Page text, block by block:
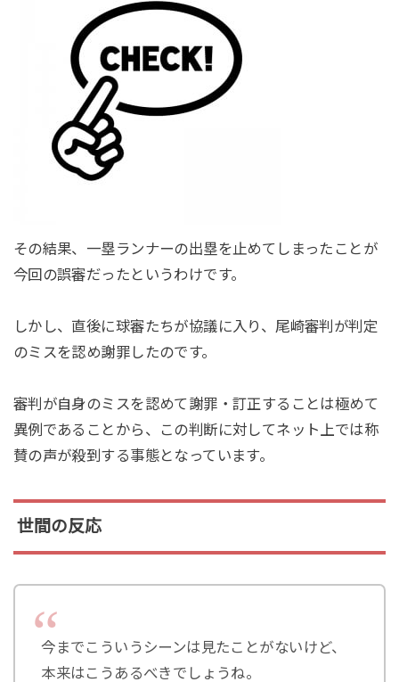
その結果、一塁ランナーの出塁を止めてしまったことが
今回の誤審だったというわけです。
しかし、直後に球審たちが協議に入り、尾崎審判が判定
のミスを認め謝罪したのです。
審判が自身のミスを認めて謝罪・訂正することは極めて
異例であることから、この判断に対してネット上では称
賛の声が殺到する事態となっています。
世間の反応
今までこういうシーンは見たことがないけど、
本来はこうあるべきでしょうね。